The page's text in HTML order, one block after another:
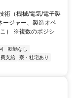
術（機械/電気/電子製
ージャー、製造オペ
） ※複数のポジシ
転勤なし
支給
寮・社宅あり